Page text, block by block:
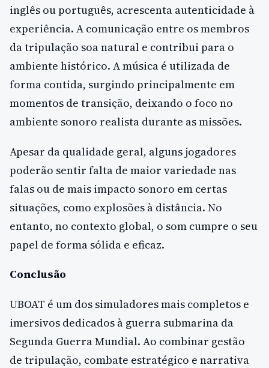
inglês ou português, acrescenta autenticidade à
experiência. A comunicação entre os membros
da tripulação soa natural e contribui para o
ambiente histórico. A música é utilizada de
forma contida, surgindo principalmente em
momentos de transição, deixando o foco no
ambiente sonoro realista durante as missões.
Apesar da qualidade geral, alguns jogadores
poderão sentir falta de maior variedade nas
falas ou de mais impacto sonoro em certas
situações, como explosões à distância. No
entanto, no contexto global, o som cumpre o seu
papel de forma sólida e eficaz.
Conclusão
UBOAT é um dos simuladores mais completos e
imersivos dedicados à guerra submarina da
Segunda Guerra Mundial. Ao combinar gestão
de tripulação, combate estratégico e narrativa